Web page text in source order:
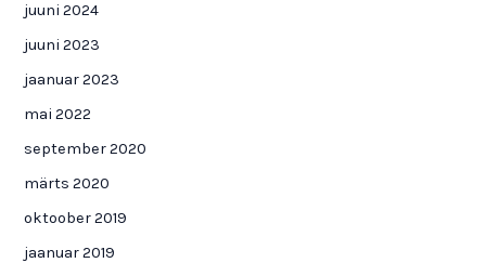
juuni 2024
juuni 2023
jaanuar 2023
mai 2022
september 2020
märts 2020
oktoober 2019
jaanuar 2019